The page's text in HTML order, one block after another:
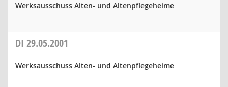
Werksausschuss Alten- und Altenpflegeheime
DI 29.05.2001
Werksausschuss Alten- und Altenpflegeheime